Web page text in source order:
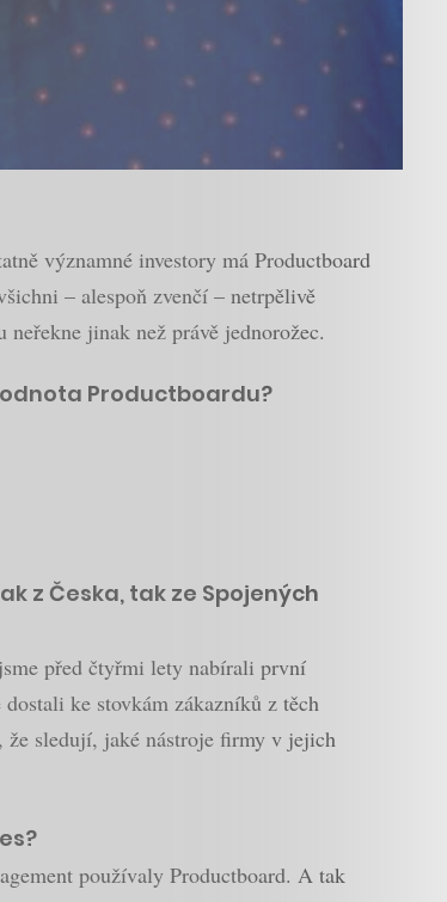
významné investory má Productboard
– alespoň zvenčí – netrpělivě
jinak než právě jednorožec.
Productboardu?
z Česka, tak ze Spojených
před čtyřmi lety nabírali první
ke stovkám zákazníků z těch
že sledují, jaké nástroje firmy v jejich
používaly Productboard. A tak